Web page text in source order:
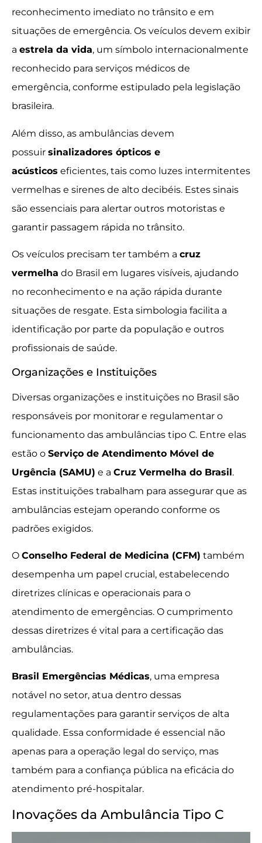
reconhecimento imediato no trânsito e em
situações de emergência. Os veículos devem exibir
a estrela da vida, um símbolo internacionalmente
reconhecido para serviços médicos de
emergência, conforme estipulado pela legislação
brasileira.
Além disso, as ambulâncias devem
possuir sinalizadores ópticos e
acústicos eficientes, tais como luzes intermitentes
vermelhas e sirenes de alto decibéis. Estes sinais
são essenciais para alertar outros motoristas e
garantir passagem rápida no trânsito.
Os veículos precisam ter também a cruz
vermelha do Brasil em lugares visíveis, ajudando
no reconhecimento e na ação rápida durante
situações de resgate. Esta simbologia facilita a
identificação por parte da população e outros
profissionais de saúde.
Organizações e Instituições
Diversas organizações e instituições no Brasil são
responsáveis por monitorar e regulamentar o
funcionamento das ambulâncias tipo C. Entre elas
estão o Serviço de Atendimento Móvel de
Urgência (SAMU) e a Cruz Vermelha do Brasil.
Estas instituições trabalham para assegurar que as
ambulâncias estejam operando conforme os
padrões exigidos.
O Conselho Federal de Medicina (CFM) também
desempenha um papel crucial, estabelecendo
diretrizes clínicas e operacionais para o
atendimento de emergências. O cumprimento
dessas diretrizes é vital para a certificação das
ambulâncias.
Brasil Emergências Médicas, uma empresa
notável no setor, atua dentro dessas
regulamentações para garantir serviços de alta
qualidade. Essa conformidade é essencial não
apenas para a operação legal do serviço, mas
também para a confiança pública na eficácia do
atendimento pré-hospitalar.
Inovações da Ambulância Tipo C